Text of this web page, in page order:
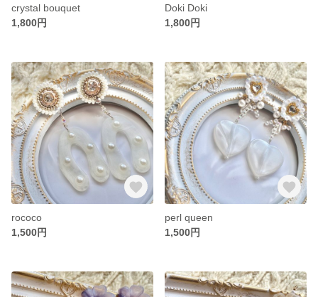
crystal bouquet
1,800円
Doki Doki
1,800円
rococo
1,500円
perl queen
1,500円